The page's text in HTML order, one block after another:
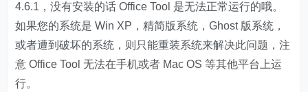
4.6.1，没有安装的话 Office Tool 是无法正常运行的哦。
如果您的系统是 Win XP，精简版系统，Ghost 版系统，
或者遭到破坏的系统，则只能重装系统来解决此问题，注
意 Office Tool 无法在手机或者 Mac OS 等其他平台上运
行。